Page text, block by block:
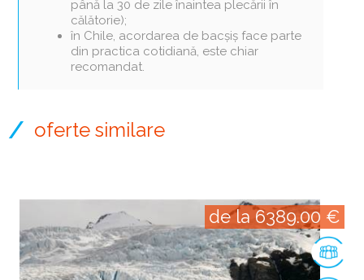
până la 30 de zile înaintea plecării în
călătorie);
în Chile, acordarea de bacșiș face parte
din practica cotidiană, este chiar
recomandat.
oferte similare
de la 6389.00 €